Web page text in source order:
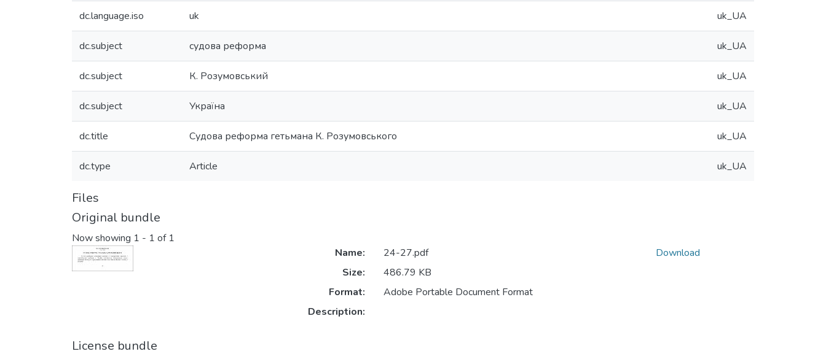
dc.language.iso uk uk_UA
dc.subject судова реформа uk_UA
dc.subject К. Розумовський uk_UA
dc.subject Україна uk_UA
dc.title Судова реформа гетьмана К. Розумовського uk_UA
dc.type Article uk_UA
Files
Original bundle
Now showing 1 - 1 of 1
Name:
24-27.pdf
Size:
486.79 KB
Format:
Adobe Portable Document Format
Description:
Download
License bundle